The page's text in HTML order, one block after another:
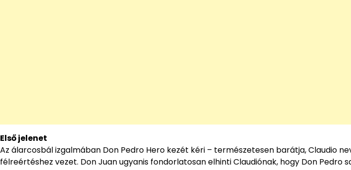
Első jelenet
Az álarcosbál izgalmában Don Pedro Hero kezét kéri – természetesen barátja, Claudio
félreértéshez vezet. Don Juan ugyanis fondorlatosan elhinti Claudiónak, hogy Don Pedro